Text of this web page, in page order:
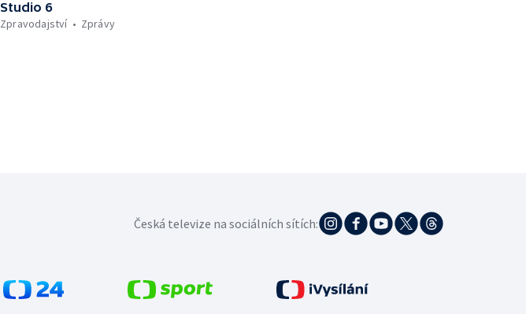
Studio 6
Zpravodajství
Zprávy
Česká televize na sociálních sítích: